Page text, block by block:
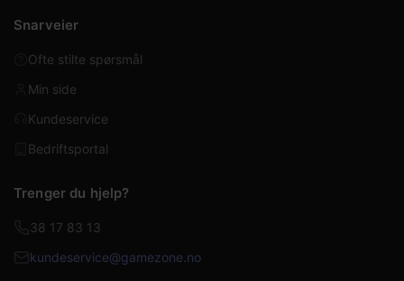
Snarveier
Ofte stilte spørsmål
Min side
Kundeservice
Bedriftsportal
Trenger du hjelp?
38 17 83 13
kundeservice@gamezone.no